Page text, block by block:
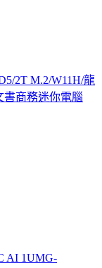
2T M.2/W11H/龍
商務迷你電腦
AI 1UMG-